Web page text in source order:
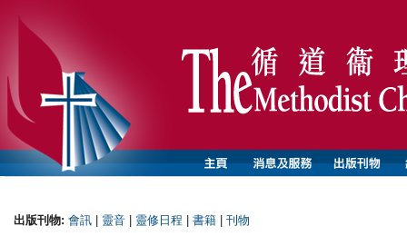
出版刊物: 會訊 靈音 靈修日程 書籍 刊物